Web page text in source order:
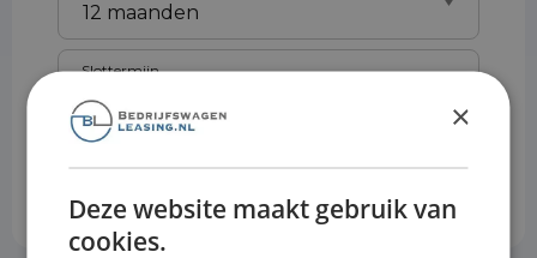
Slottermijn
€ 1074,63
×
Deze website maakt gebruik van
cookies.